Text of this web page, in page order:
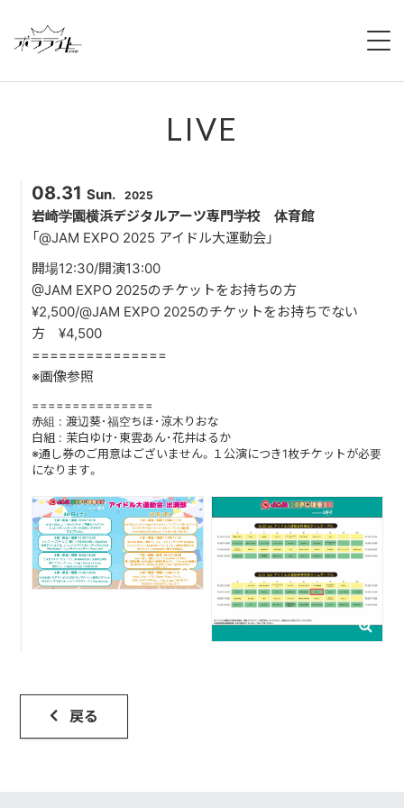
NEWS
MEMBERS
CAMPAIGN
DISCOGRAPHY
FANLETTER
SHOP
LIVE
08.31 Sun. 2025
岩崎学園横浜デジタルアーツ専門学校 体育館
「@JAM EXPO 2025 アイドル大運動会」
開場12:30/開演13:00
@JAM EXPO 2025のチケットをお持ちの方
¥2,500/@JAM EXPO 2025のチケットをお持ちでない
方 ¥4,500
===============
※画像参照
===============
赤組 : 渡辺葵･福空ちほ･涼木りおな
白組 : 茉白ゆけ･東雲あん･花井はるか
※通し券のご用意はございません。１公演につき1枚チケットが必要
になります。
戻る